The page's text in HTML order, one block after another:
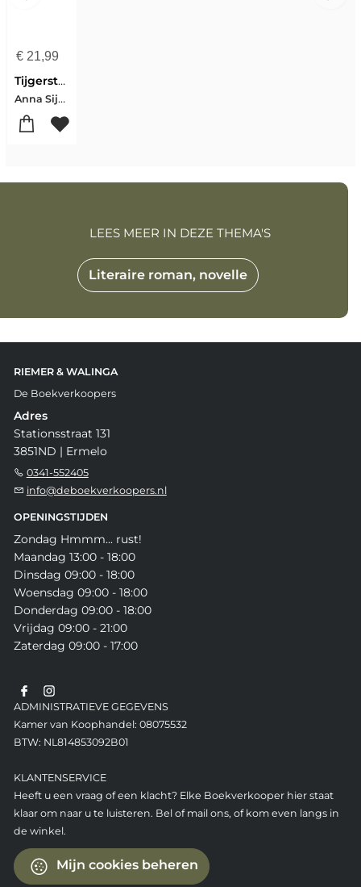
€21,99
Tijgerstrepen
Anna Sijbrands
Literaire roman, novelle
LEES MEER IN DEZE THEMA'S
RIEMER & WALINGA
De Boekverkoopers
Adres
Stationsstraat 131
3851ND | Ermelo
0341-552405
info@deboekverkoopers.nl
OPENINGSTIJDEN
Zondag Hmmm... rust!
Maandag 13:00 - 18:00
Dinsdag 09:00 - 18:00
Woensdag 09:00 - 18:00
Donderdag 09:00 - 18:00
Vrijdag 09:00 - 21:00
Zaterdag 09:00 - 17:00
ADMINISTRATIEVE GEGEVENS
Kamer van Koophandel: 08075532
BTW: NL814853092B01
KLANTENSERVICE
Heeft u een vraag of een klacht? Elke Boekverkooper hier staat
klaar om naar u te luisteren. Bel of mail ons, of kom even langs in
de winkel.
Mijn cookies beheren